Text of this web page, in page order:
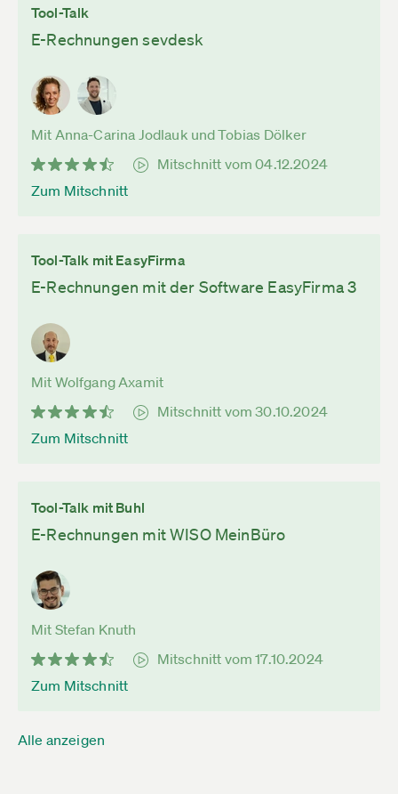
Tool-Talk
E-Rechnungen sevdesk
Mit Anna-Carina Jodlauk und Tobias Dölker
Mitschnitt vom 04.12.2024
Zum Mitschnitt
Tool-Talk mit EasyFirma
E-Rechnungen mit der Software EasyFirma 3
Mit Wolfgang Axamit
Mitschnitt vom 30.10.2024
Zum Mitschnitt
Tool-Talk mit Buhl
E-Rechnungen mit WISO MeinBüro
Mit Stefan Knuth
Mitschnitt vom 17.10.2024
Zum Mitschnitt
Alle anzeigen